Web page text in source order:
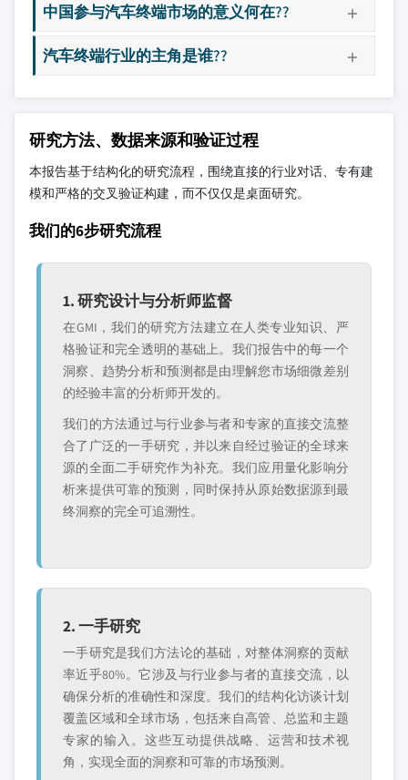
中国参与汽车终端市场的意义何在??
汽车终端行业的主角是谁??
研究方法、数据来源和验证过程
本报告基于结构化的研究流程，围绕直接的行业对话、专有建
模和严格的交叉验证构建，而不仅仅是桌面研究。
我们的6步研究流程
1. 研究设计与分析师监督
在GMI，我们的研究方法建立在人类专业知识、严
格验证和完全透明的基础上。我们报告中的每一个
洞察、趋势分析和预测都是由理解您市场细微差别
的经验丰富的分析师开发的。
我们的方法通过与行业参与者和专家的直接交流整
合了广泛的一手研究，并以来自经过验证的全球来
源的全面二手研究作为补充。我们应用量化影响分
析来提供可靠的预测，同时保持从原始数据源到最
终洞察的完全可追溯性。
2. 一手研究
一手研究是我们方法论的基础，对整体洞察的贡献
率近乎80%。它涉及与行业参与者的直接交流，以
确保分析的准确性和深度。我们的结构化访谈计划
覆盖区域和全球市场，包括来自高管、总监和主题
专家的输入。这些互动提供战略、运营和技术视
角，实现全面的洞察和可靠的市场预测。